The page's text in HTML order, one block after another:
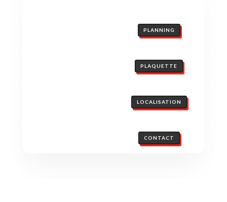
PLANNING
PLAQUETTE
LOCALISATION
CONTACT